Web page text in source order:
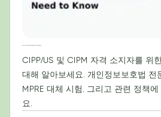
CIPP/US 및 CIPM 자격 소지자를 위
대해 알아보세요. 개인정보보호법 전
MPRE 대체 시험, 그리고 관련 정책
요.